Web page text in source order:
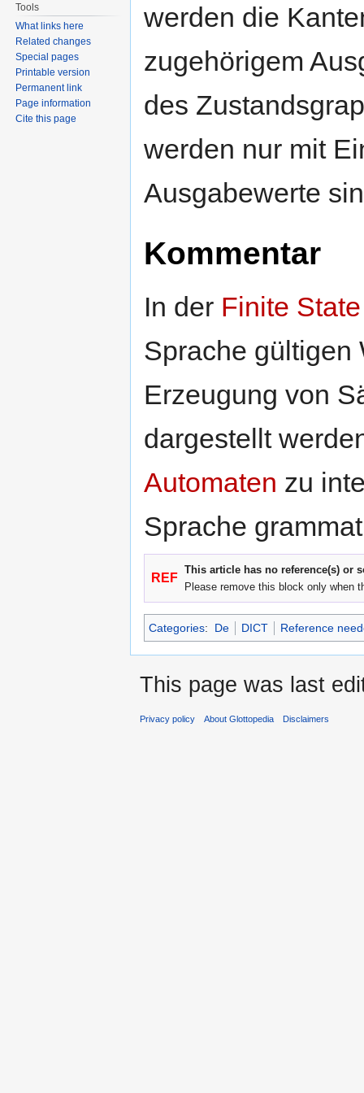
werden die
zugehörigem
des
werden nur mit
Ausgabewerte
Kommentar
In der Finite
Sprache gültigen
Erzeugung von
dargestellt
Automaten zu
Sprache
REF
This article has no reference(s) or
Please remove this block only when
Categories: De DICT Reference
Tools
What links here
Related changes
Special pages
Printable version
Permanent link
Page information
Cite this page
This page was last
Privacy policy About Glottopedia Disclaimers